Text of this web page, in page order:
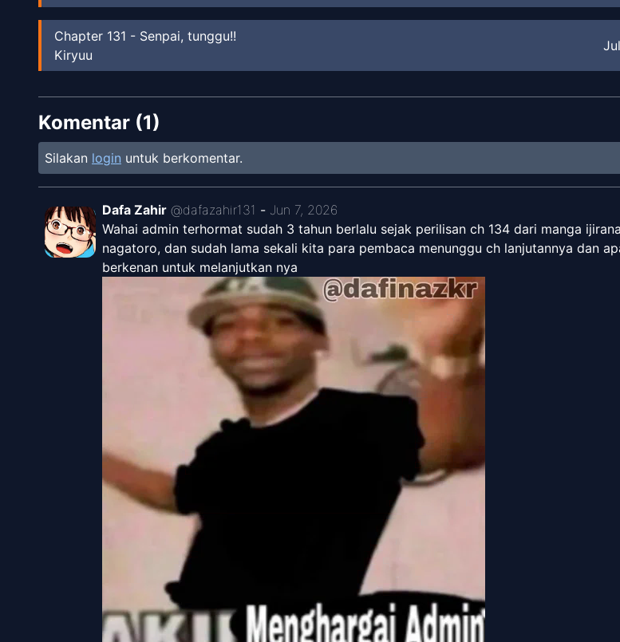
Chapter 131 - Senpai, tunggu!!
Kiryuu
Chapter130-Aku Ingin Tau Seperti Apa Senpai di Sini
Kiryuu
Chapter129-Senpai Berusaha Sekeras-kerasnya
Chapter128- Terima Kasih Sudah Membantu Senpaiku...!!
Kiryuu
Senpai... ini adalah... hari yang istimewa.
Waktunya beraksi, Senpai!
Kamu selalu penuh kejutan, Senpai!
Chapter124
Senpai, Aku Terima Tantanganmu!!
...Hei, Senpai...
Chapter122-Senpai, Kamu Jadi... Terlalu Sombong...
Komentar (1)
Silakan login untuk berkomentar.
Dafa Zahir @dafazahir131 - Jun 7, 2026
Wahai admin terhormat sudah 3 tahun berlalu sejak perilisan ch 134 dari manga
nagatoro, dan sudah lama sekali kita para pembaca menunggu ch lanjutannya dan
berkenan untuk melanjutkan nya